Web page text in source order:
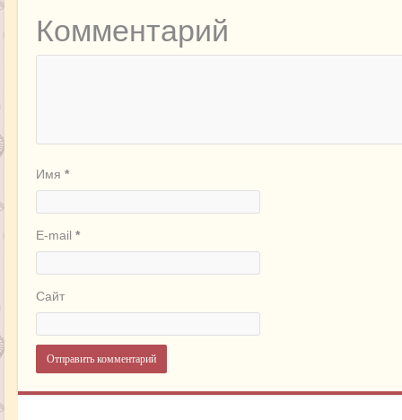
Комментарий
Имя *
E-mail *
Сайт